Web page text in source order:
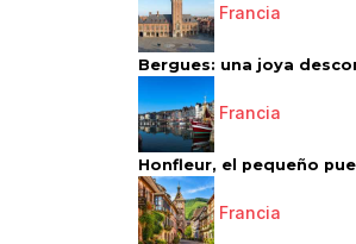
Francia
Bergues: una joya
Francia
Honfleur, el pequeño
Francia